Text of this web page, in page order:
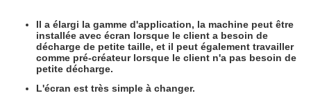
Il a élargi la gamme d'application, la machine peut être
installée avec écran lorsque le client a besoin de
décharge de petite taille, et il peut également travailler
comme pré-créateur lorsque le client n'a pas besoin de
petite décharge.
L'écran est très simple à changer.